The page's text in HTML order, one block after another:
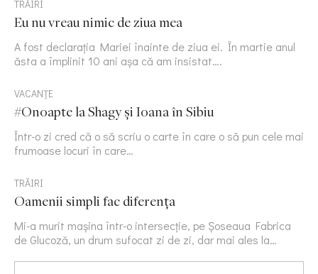
TRĂIRI
Eu nu vreau nimic de ziua mea
A fost declarația Mariei înainte de ziua ei. În martie anul
ăsta a împlinit 10 ani așa că am insistat….
VACANȚE
#Onoapte la Shagy și Ioana în Sibiu
Într-o zi cred că o să scriu o carte în care o să pun cele mai
frumoase locuri în care…
TRĂIRI
Oamenii simpli fac diferența
Mi-a murit mașina într-o intersecție, pe Șoseaua Fabrica
de Glucoză, un drum sufocat zi de zi, dar mai ales la…